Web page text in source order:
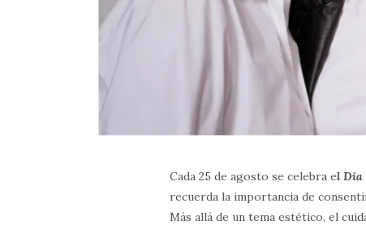
Cada 25 de agosto se celebra el Día
recuerda la importancia de
Más allá de un tema estético, el